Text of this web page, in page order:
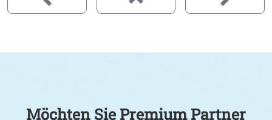
Möchten Sie Premium Partner